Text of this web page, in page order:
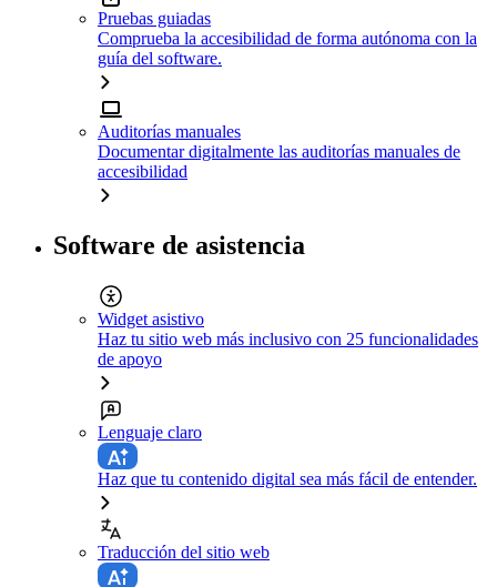
Pruebas guiadas
Comprueba la accesibilidad de forma autónoma con la
guía del software.
Auditorías manuales
Documentar digitalmente las auditorías manuales de
accesibilidad
Software de asistencia
Widget asistivo
Haz tu sitio web más inclusivo con 25 funcionalidades
de apoyo
Lenguaje claro
Haz que tu contenido digital sea más fácil de entender.
Traducción del sitio web